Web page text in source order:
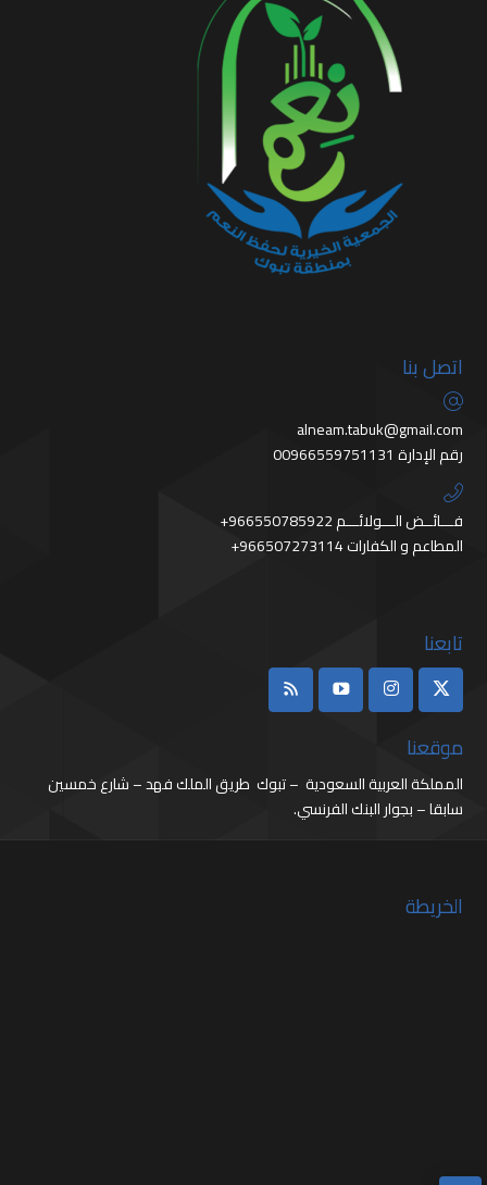
اتصل بنا
alneam.tabuk@gmail.com
رقم الإدارة 00966559751131
+966550785922 فـــائــض الـــولائـــم
+966507273114 المطاعم و الكفارات
تابعنا
موقعنا
المملكة العربية السعودية – تبوك طريق الملك فهد – شارع خمسين
سابقا – بجوار البنك الفرنسي.
الخريطة